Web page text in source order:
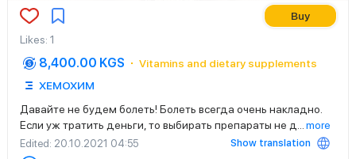
Buy
Likes: 1
8,400.00 KGS
Vitamins and dietary supplements
ХЕМОХИМ
Давайте не будем болеть! Болеть всегда очень накладно.
Если уж тратить деньги, то выбирать препараты не д
more
Edited: 20.10.2021 04:55
Show translation